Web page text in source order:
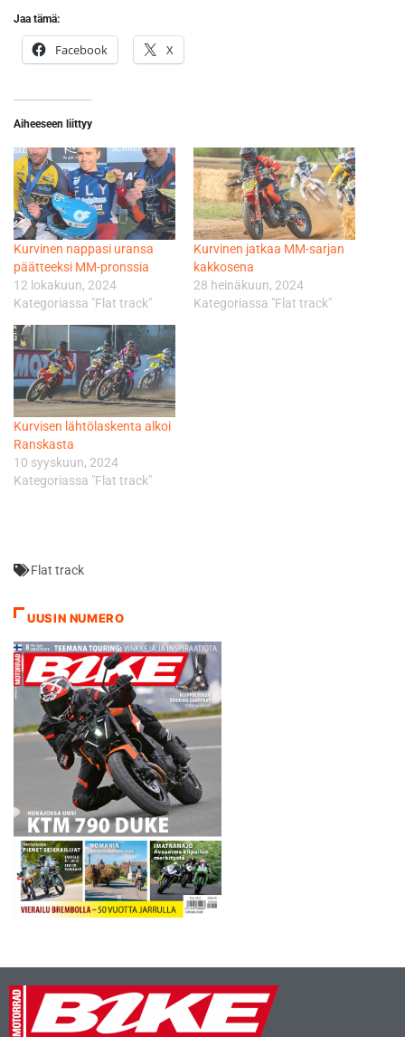
Jaa tämä:
Facebook X
Aiheeseen liittyy
Kurvinen nappasi uransa
päätteeksi MM-pronssia
12 lokakuun, 2024
Kategoriassa "Flat track"
Kurvinen jatkaa MM-sarjan
kakkosena
28 heinäkuun, 2024
Kategoriassa "Flat track"
Kurvisen lähtölaskenta alkoi
Ranskasta
10 syyskuun, 2024
Kategoriassa "Flat track"
Flat track
UUSIN NUMERO